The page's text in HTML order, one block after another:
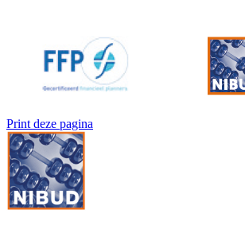
Print deze pagina